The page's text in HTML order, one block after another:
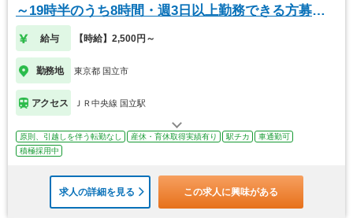
～19時半のうち8時間・週3日以上勤務できる方募集
中
給与 【時給】2,500円～
勤務地 東京都 国立市
アクセス ＪＲ中央線 国立駅
原則、引越しを伴う転勤なし 産休・育休取得実績有り 駅チカ
車通勤可
積極採用中
求人の詳細を見る この求人に興味がある